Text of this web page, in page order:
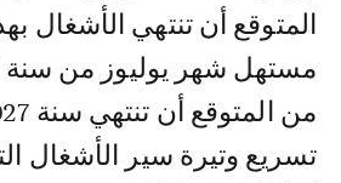
المتوقع أن تنتهي الأشغال
تسريع وتيرة سير الأشغال